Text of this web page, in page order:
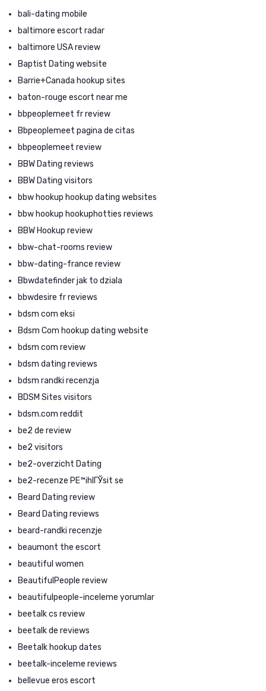
bali-dating mobile
baltimore escort radar
baltimore USA review
Baptist Dating website
Barrie+Canada hookup sites
baton-rouge escort near me
bbpeoplemeet fr review
Bbpeoplemeet pagina de citas
bbpeoplemeet review
BBW Dating reviews
BBW Dating visitors
bbw hookup hookup dating websites
bbw hookup hookuphotties reviews
BBW Hookup review
bbw-chat-rooms review
bbw-dating-france review
Bbwdatefinder jak to dziala
bbwdesire fr reviews
bdsm com eksi
Bdsm Com hookup dating website
bdsm com review
bdsm dating reviews
bdsm randki recenzja
BDSM Sites visitors
bdsm.com reddit
be2 de review
be2 visitors
be2-overzicht Dating
be2-recenze PЕ™ihlГЎsit se
Beard Dating review
Beard Dating reviews
beard-randki recenzje
beaumont the escort
beautiful women
BeautifulPeople review
beautifulpeople-inceleme yorumlar
beetalk cs review
beetalk de reviews
Beetalk hookup dates
beetalk-inceleme reviews
bellevue eros escort